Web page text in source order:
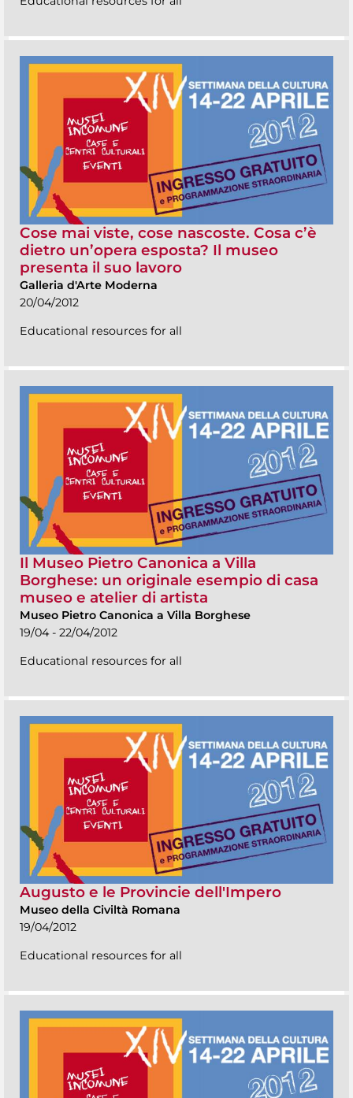
Cose mai viste, cose nascoste. Cosa c’è
dietro un’opera esposta? Il museo
presenta il suo lavoro
Galleria d'Arte Moderna
20/04/2012
Educational resources for all
Il Museo Pietro Canonica a Villa
Borghese: un originale esempio di casa
museo e atelier di artista
Museo Pietro Canonica a Villa Borghese
19/04 - 22/04/2012
Educational resources for all
Augusto e le Provincie dell'Impero
Museo della Civiltà Romana
19/04/2012
Educational resources for all